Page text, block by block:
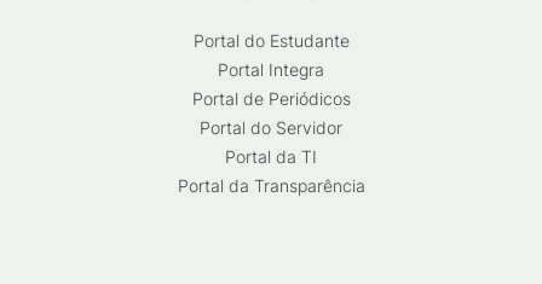
Portal do Estudante
Portal Integra
Portal de Periódicos
Portal do Servidor
Portal da TI
Portal da Transparência